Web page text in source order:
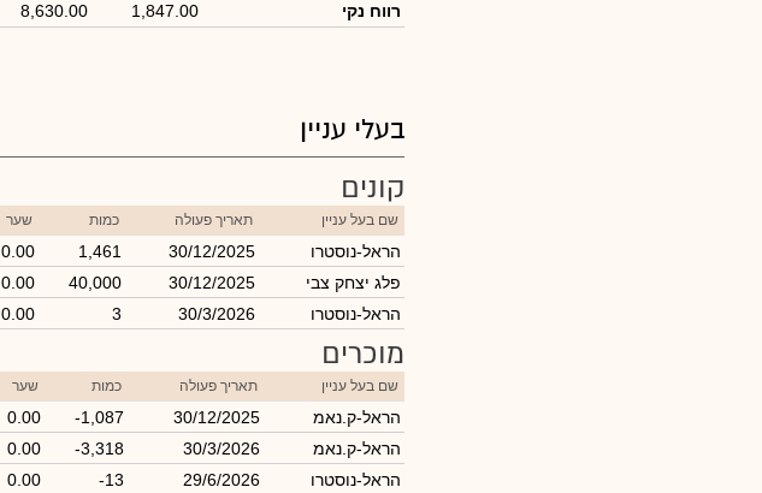
רווח נקי
1,847.00
8,630.00
בעלי עניין
קונים
שם בעל עניין תאריך פעולה כמות שער
הראל-נוסטרו 30/12/2025
1,461
0.00
פלג יצחק צבי
30/12/2025
40,000
0.00
הראל-נוסטרו
30/3/2026
3
0.00
מוכרים
שם בעל עניין תאריך פעולה כמות שער
הראל-ק.נאמ 30/12/2025
-1,087
0.00
הראל-ק.נאמ
30/3/2026
-3,318
0.00
הראל-נוסטרו
29/6/2026
-13
0.00